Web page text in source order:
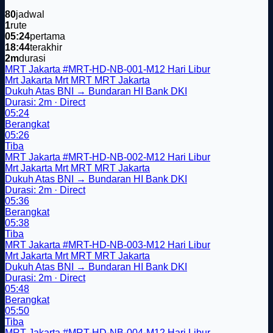
80jadwal
1rute
05:24pertama
18:44terakhir
2mdurasi
MRT Jakarta #MRT-HD-NB-001-M12 Hari Libur
Mrt Jakarta Mrt MRT MRT Jakarta
Dukuh Atas BNI → Bundaran HI Bank DKI
Durasi: 2m · Direct
05:24
Berangkat
05:26
Tiba
MRT Jakarta #MRT-HD-NB-002-M12 Hari Libur
Mrt Jakarta Mrt MRT MRT Jakarta
Dukuh Atas BNI → Bundaran HI Bank DKI
Durasi: 2m · Direct
05:36
Berangkat
05:38
Tiba
MRT Jakarta #MRT-HD-NB-003-M12 Hari Libur
Mrt Jakarta Mrt MRT MRT Jakarta
Dukuh Atas BNI → Bundaran HI Bank DKI
Durasi: 2m · Direct
05:48
Berangkat
05:50
Tiba